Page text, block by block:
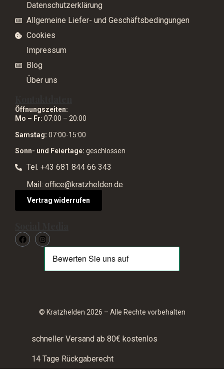
Datenschutzerklärung
Allgemeine Liefer- und Geschäftsbedingungen
Cookies
Impressum
Blog
Über uns
Öffnungszeiten:
Mo – Fr: 07:00 – 20:00
Samstag: 07:00-15:00
Sonn- und Feiertage: geschlossen
Tel. +43 681 844 66 343
Mail: office@kratzhelden.de
Vertrag widerrufen
© Kratzhelden 2026 – Alle Rechte vorbehalten
schneller Versand ab 80€ kostenlos
14 Tage Rückgaberecht